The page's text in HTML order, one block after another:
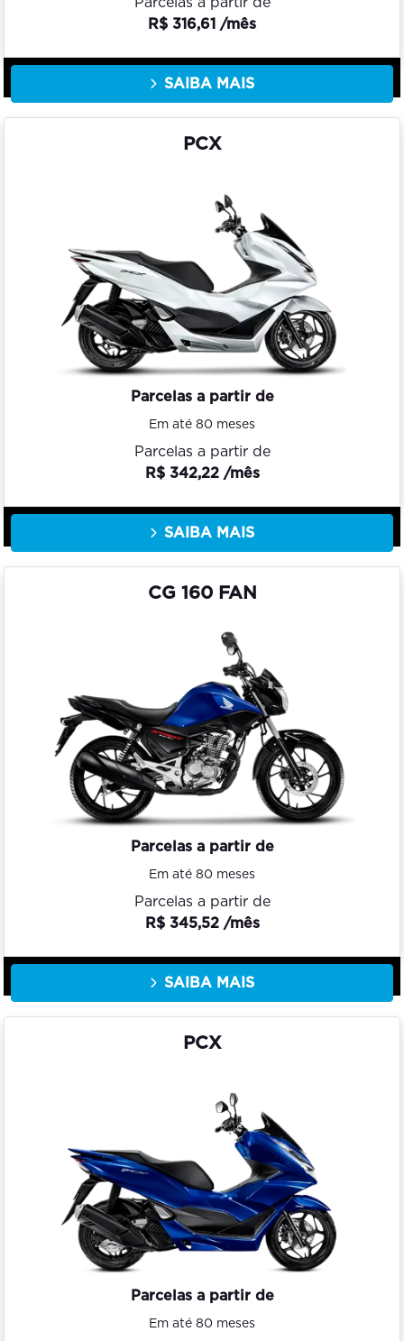
R$ 316,61 /mês
SAIBA MAIS
PCX
Parcelas a partir de
Em até 80 meses
Parcelas a partir de
R$ 342,22 /mês
SAIBA MAIS
CG 160 FAN
Parcelas a partir de
Em até 80 meses
Parcelas a partir de
R$ 345,52 /mês
SAIBA MAIS
PCX
Parcelas a partir de
Em até 80 meses